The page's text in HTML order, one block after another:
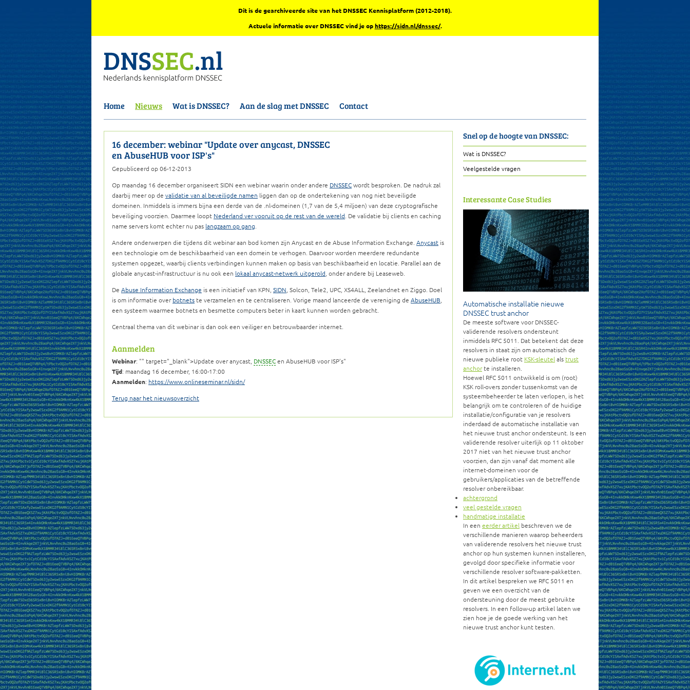
Dit is de gearchiveerde site van het DNSSEC Kennisplatform (2012-2018).
Actuele informatie over DNSSEC vind je ophttps://sidn.nl/dnssec/.
Home Nieuws Wat is DNSSEC? Aan de slag met DNSSEC Contact
16 december: webinar "Update over anycast, DNSSEC
en AbuseHUB voor ISP's"
Gepubliceerd op 06-12-2013
Op maandag 16 december organiseert SIDN een webinar waarin onder andere DNSSECwordt besproken. De nadruk zal
daarbij meer op de validatie van al beveiligde namen liggen dan op de ondertekening van nog niet beveiligde
domeinen. Inmiddels is immers bijna een derde van de .nl-domeinen (1,7 van de 5,4 miljoen) van deze cryptografische
beveiliging voorzien. Daarmee loopt Nederland ver vooruit op de rest van de wereld. De validatie bij clients en caching
name servers komt echter nu pas langzaam op gang.
Andere onderwerpen die tijdens dit webinar aan bod komen zijn Anycast en de Abuse Information Exchange. Anycast is
een technologie om de beschikbaarheid van een domein te verhogen. Daarvoor worden meerdere redundante
systemen opgezet, waarbij clients verbindingen kunnen maken op basis van beschikbaarheid en locatie. Parallel aan de
globale anycast-infrastructuur is nu ook een lokaal anycast-netwerk uitgerold, onder andere bij Leaseweb.
De Abuse Information Exchange is een initiatief van KPN, SIDN, Solcon, Tele2, UPC, XS4ALL, Zeelandnet en Ziggo. Doel
is om informatie overbotnets te verzamelen en te centraliseren. Vorige maand lanceerde de vereniging de AbuseHUB,
een systeem waarmee botnets en besmette computers beter in kaart kunnen worden gebracht.
Centraal thema van dit webinar is dan ook een veiliger en betrouwbaarder internet.
Aanmelden
Webinar: "" target="_blank">Update over anycast, DNSSECen AbuseHUB voor ISP’s"
Tijd: maandag 16 december, 16:00-17:00
Aanmelden: https://www.onlineseminar.nl/sidn/
Terug naar het nieuwsoverzicht
Snel op de hoogte van DNSSEC:
Wat is DNSSEC?
Veelgestelde vragen
Interessante Case Studies
Automatische installatie nieuwe
DNSSEC trust anchor
De meeste software voor DNSSEC-
validerende resolvers ondersteunt
inmiddels RFC 5011. Dat betekent dat deze
resolvers in staat zijn om automatisch de
nieuwe publieke root KSK-sleutel als trust
anchorte installeren.
Hoewel RFC 5011 ontwikkeld is om (root)
KSK roll-overs zonder tussenkomst van de
systeembeheerder te laten verlopen, is het
belangrijk om te controleren of de huidige
installatie/configuratie van je resolvers
inderdaad de automatische installatie van
het nieuwe trust anchor ondersteunt. Is een
validerende resolver uiterlijk op 11 oktober
2017 niet van het nieuwe trust anchor
voorzien, dan zijn vanaf dat moment alle
internet-domeinen voor de
gebruikers/applicaties van de betreffende
resolver onbereikbaar.
achtergrond
veel gestelde vragen
handmatige installatie
In een eerder artikel beschreven we de
verschillende manieren waarop beheerders
van validerende resolvers het nieuwe trust
anchor op hun systemen kunnen installeren,
gevolgd door specifieke informatie voor
verschillende resolver software-pakketten.
In dit artikel bespreken we RFC 5011 en
geven we een overzicht van de
ondersteuning door de meest gebruikte
resolvers. In een follow-up artikel laten we
zien hoe je de goede werking van het
nieuwe trust anchor kunt testen.